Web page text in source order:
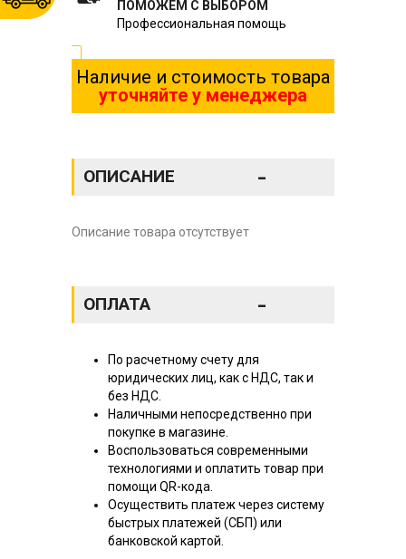
ПОМОЖЕМ С ВЫБОРОМ
Профессиональная помощь
Наличие и стоимость товара
уточняйте у менеджера
ОПИСАНИЕ -
Описание товара отсутствует
ОПЛАТА -
По расчетному счету для
юридических лиц, как с НДС, так и
без НДС.
Наличными непосредственно при
покупке в магазине.
Воспользоваться современными
технологиями и оплатить товар при
помощи QR-кода.
Осуществить платеж через систему
быстрых платежей (СБП) или
банковской картой.